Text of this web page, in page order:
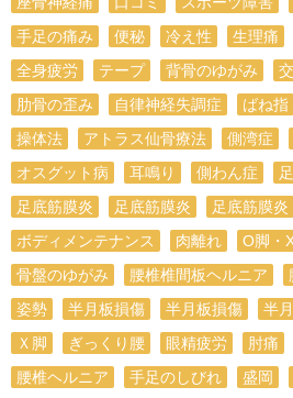
手足の痛み
便秘 冷え性 生理痛
全身疲労
テープ 背骨のゆがみ
肋骨の歪み
自律神経失調症 ばね指
操体法
アトラス仙骨療法 側湾症
オスグット病
耳鳴り 側わん症
足底筋膜炎
足底筋膜炎 足底筋膜炎
ボディメンテナンス
肉離れ O脚・
骨盤のゆがみ
腰椎椎間板ヘルニア
姿勢
半月板損傷 半月板損傷 半
Ｘ脚
ぎっくり腰 眼精疲労 肘痛
腰椎ヘルニア
手足のしびれ 盛岡